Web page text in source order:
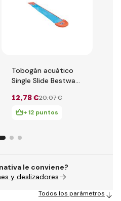
Tobogán acuático
Single Slide Bestway
12,78 €20,07 €
+ 12 puntos
le conviene?
y deslizadores
Todos los parámetros